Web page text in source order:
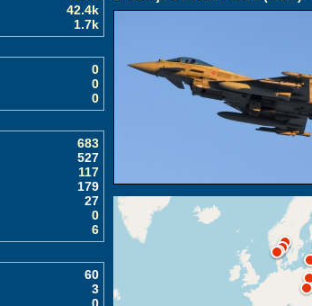
42.4k
1.7k
0
0
0
683
527
117
179
27
0
6
60
3